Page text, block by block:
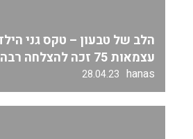
הלב של טבעון – טקס גני
עצמאות 75 זכה להצלחה רבה גם השנה
hanas
28.04.23